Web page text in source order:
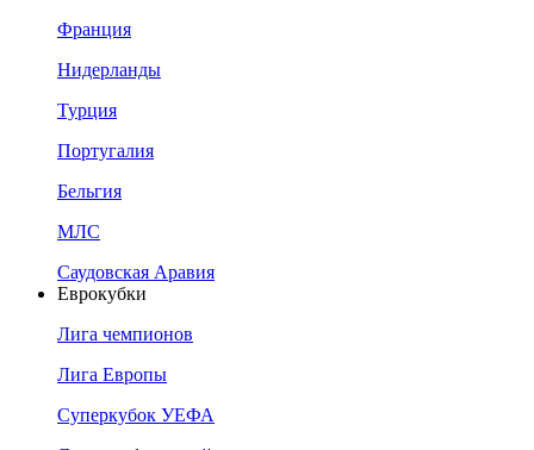
Франция
Нидерланды
Турция
Португалия
Бельгия
МЛС
Саудовская Аравия
Еврокубки
Лига чемпионов
Лига Европы
Суперкубок УЕФА